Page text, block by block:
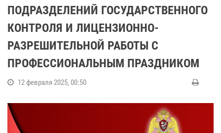
ПОДРАЗДЕЛЕНИЙ ГОСУДАРСТВЕННОГО
КОНТРОЛЯ И ЛИЦЕНЗИОННО-
РАЗРЕШИТЕЛЬНОЙ РАБОТЫ С
ПРОФЕССИОНАЛЬНЫМ ПРАЗДНИКОМ
12 февраля 2025, 00:50